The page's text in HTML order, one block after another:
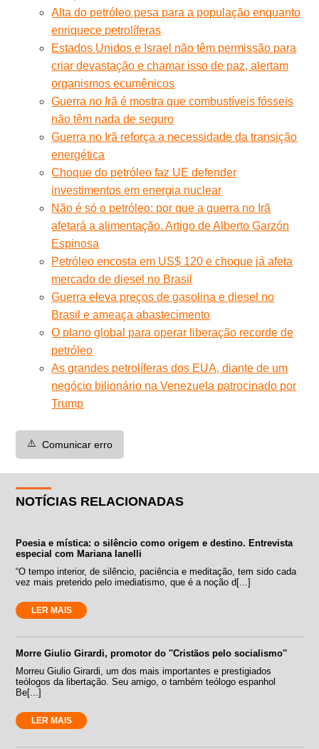
Alta do petróleo pesa para a população enquanto
enriquece petrolíferas
Estados Unidos e Israel não têm permissão para
criar devastação e chamar isso de paz, alertam
organismos ecumênicos
Guerra no Irã é mostra que combustíveis fósseis
não têm nada de seguro
Guerra no Irã reforça a necessidade da transição
energética
Choque do petróleo faz UE defender
investimentos em energia nuclear
Não é só o petróleo: por que a guerra no Irã
afetará a alimentação. Artigo de Alberto Garzón
Espinosa
Petróleo encosta em US$ 120 e choque já afeta
mercado de diesel no Brasil
Guerra eleva preços de gasolina e diesel no
Brasil e ameaça abastecimento
O plano global para operar liberação recorde de
petróleo
As grandes petrolíferas dos EUA, diante de um
negócio bilionário na Venezuela patrocinado por
Trump
⚠️ Comunicar erro
NOTÍCIAS RELACIONADAS
Poesia e mística: o silêncio como origem e destino. Entrevista
especial com Mariana Ianelli
“O tempo interior, de silêncio, paciência e meditação, tem sido cada
vez mais preterido pelo imediatismo, que é a noção d[...]
LER MAIS
Morre Giulio Girardi, promotor do ''Cristãos pelo socialismo''
Morreu Giulio Girardi, um dos mais importantes e prestigiados
teólogos da libertação. Seu amigo, o também teólogo espanhol
Be[...]
LER MAIS